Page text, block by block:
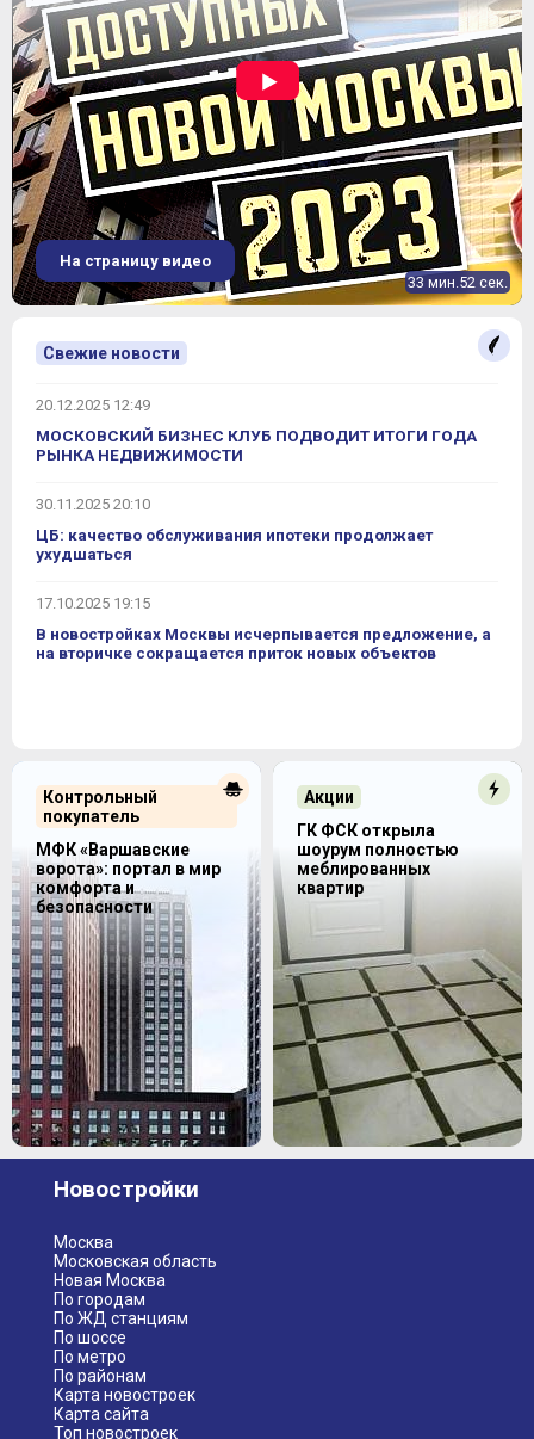
33 мин.52 сек.
На страницу видео
Свежие новости
20.12.2025 12:49
МОСКОВСКИЙ БИЗНЕС КЛУБ ПОДВОДИТ ИТОГИ ГОДА
РЫНКА НЕДВИЖИМОСТИ
30.11.2025 20:10
ЦБ: качество обслуживания ипотеки продолжает
ухудшаться
17.10.2025 19:15
В новостройках Москвы исчерпывается предложение, а
на вторичке сокращается приток новых объектов
Контрольный
покупатель
МФК «Варшавские
ворота»: портал в мир
комфорта и
безопасности
Акции
ГК ФСК открыла
шоурум полностью
меблированных
квартир
Новостройки
Москва
Московская область
Новая Москва
По городам
По ЖД станциям
По шоссе
По метро
По районам
Карта новостроек
Карта сайта
Топ новостроек